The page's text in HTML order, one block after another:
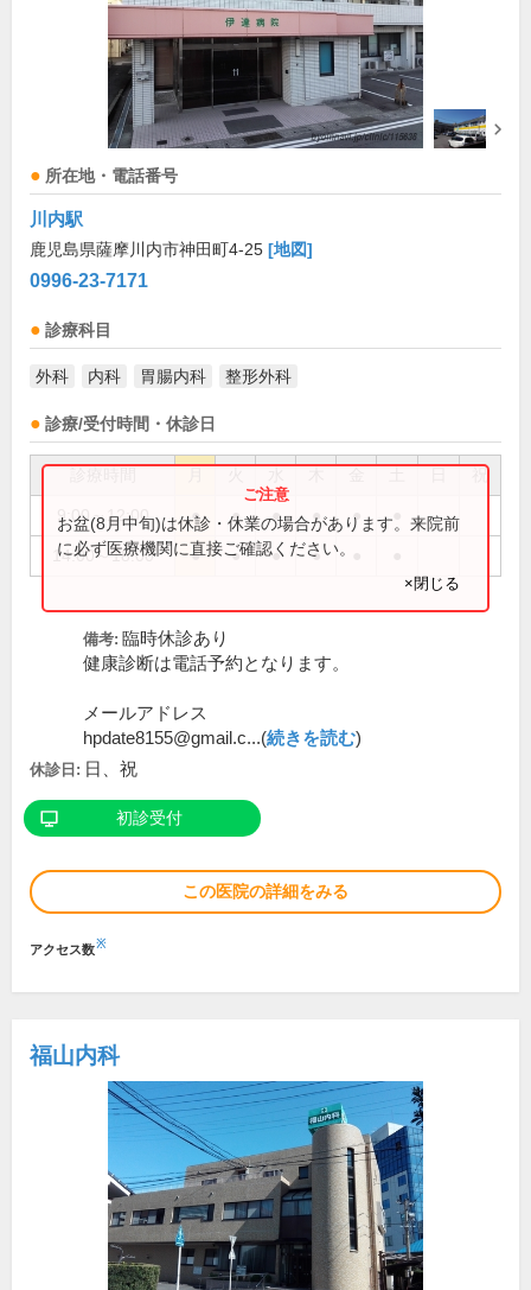
所在地・電話番号
川内駅
鹿児島県薩摩川内市神田町4-25 [地図]
0996-23-7171
診療科目
外科 内科 胃腸内科 整形外科
診療/受付時間・休診日
祝
9:00～12:00 ● ● ● ● ●
14:00～18:00 ● ● ● ●
お盆(8月中旬)は休診・休業の場合があります。来院前
に必ず医療機関に直接ご確認ください。
×閉じる
備考: 臨時休診あり
健康診断は電話予約となります。
メールアドレス
hpdate8155@gmail.c...(続きを読む)
休診日: 日、祝
初診受付
この医院の詳細をみる
アクセス数※
福山内科